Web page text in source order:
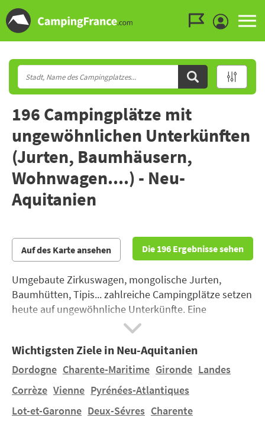
196 Campingplätze mit
ungewöhnlichen Unterkünften
(Jurten, Baumhäusern,
Wohnwagen....) - Neu-
Aquitanien
Auf des Karte ansehen Die 196 Ergebnisse sehen
Umgebaute Zirkuswagen, mongolische Jurten,
Baumhütten, Tipis... zahlreiche Campingplätze setzen
heute auf ungewöhnliche Unterkünfte. Eine
besondere und außergewöhnliche Erfahrung, die man
sich sogar ganz auf ein Themenkonzept spezialisiert
und bieten Urlaube ganz im Zeichen des Wilden
Westens oder des lebendigen Zirkuslebens an.
Wichtigsten Ziele in Neu-Aquitanien
Dordogne Charente-Maritime Gironde Landes
Corrèze Vienne Pyrénées-Atlantiques
Lot-et-Garonne Deux-Sévres Charente